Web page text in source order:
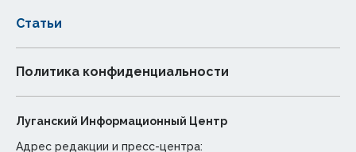
Статьи
Политика конфиденциальности
Луганский Информационный Центр
Адрес редакции и пресс-центра: